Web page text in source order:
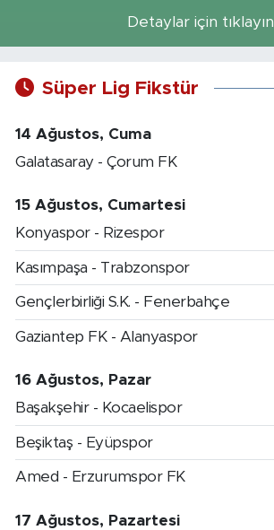
Detaylar için tıklayın
Süper Lig Fikstür
14 Ağustos, Cuma
Galatasaray - Çorum FK
15 Ağustos, Cumartesi
Konyaspor - Rizespor
Kasımpaşa - Trabzonspor
Gençlerbirliği S.K. - Fenerbahçe
Gaziantep FK - Alanyaspor
16 Ağustos, Pazar
Başakşehir - Kocaelispor
Beşiktaş - Eyüpspor
Amed - Erzurumspor FK
17 Ağustos, Pazartesi